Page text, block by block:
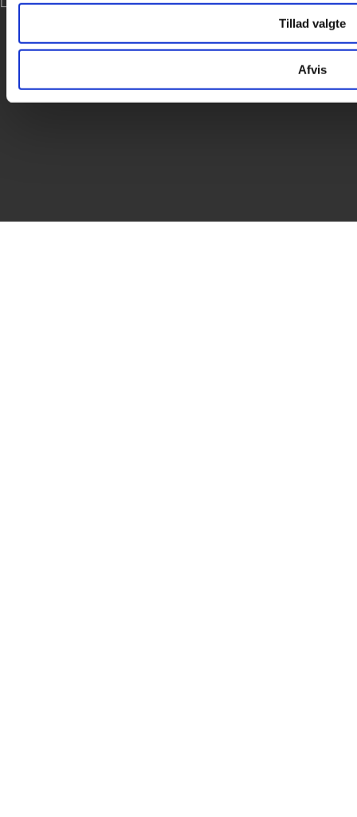
Tillad valgte
Afvis
LOG IND